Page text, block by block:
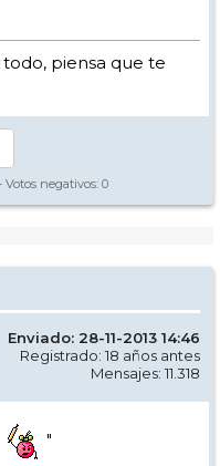
piensa que te
Votos negativos: 0
Enviado: 28-11-2013 14:46
Registrado: 18 años antes
Mensajes: 11.318
"